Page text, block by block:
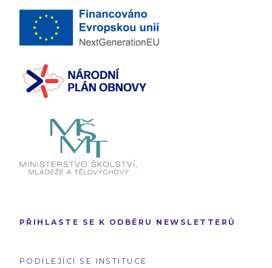
PŘIHLASTE SE K ODBĚRU NEWSLETTERŮ
PODÍLEJÍCÍ SE INSTITUCE